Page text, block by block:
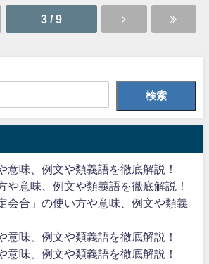
3 / 9
検索
意味、例文や類義語を徹底解説！
や意味、例文や類義語を徹底解説！
会合」の使い方や意味、例文や類義
意味、例文や類義語を徹底解説！
意味、例文や類義語を徹底解説！